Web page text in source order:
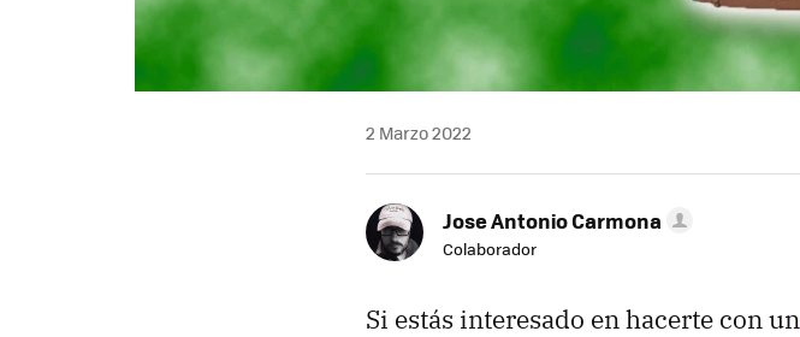
2 Marzo 2022
Jose Antonio Carmona
Colaborador
Si estás interesado en hacerte con un